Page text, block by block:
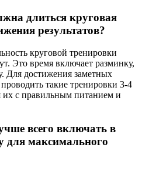
длиться круговая
результатов?
круговой тренировки
Это время включает разминку,
Для достижения заметных
проводить такие тренировки 3-4
их с правильным питанием и
всего включать в
для максимального